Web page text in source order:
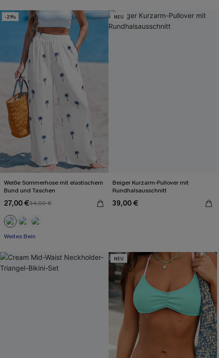
-21%
Weiße Sommerhose mit elastischem
Bund und Taschen
27,00 €34,00 €
Weites Bein
NEU
Beiger Kurzarm-Pullover mit
Rundhalsausschnitt
39,00 €
NEU